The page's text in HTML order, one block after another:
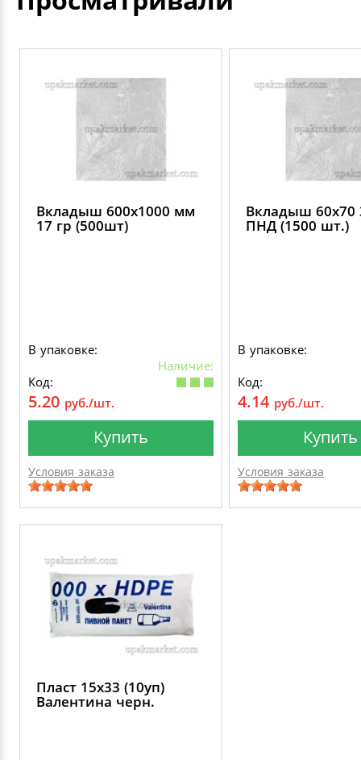
Вкладыш 600х1000 мм
17 гр (500шт)
В упаковке:
Наличие:
Код:
5.20 руб./шт.
Купить
Условия заказа
Вкладыш 60х70
ПНД (1500 шт.)
В упаковке:
Код:
4.14 руб./шт.
Купить
Условия заказа
Пласт 15х33 (10уп)
Валентина черн.